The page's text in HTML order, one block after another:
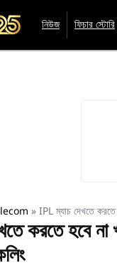
নিউজ ফিচার স্টোরি
» IPL ম্যাচ দেখতে
করতে হবে